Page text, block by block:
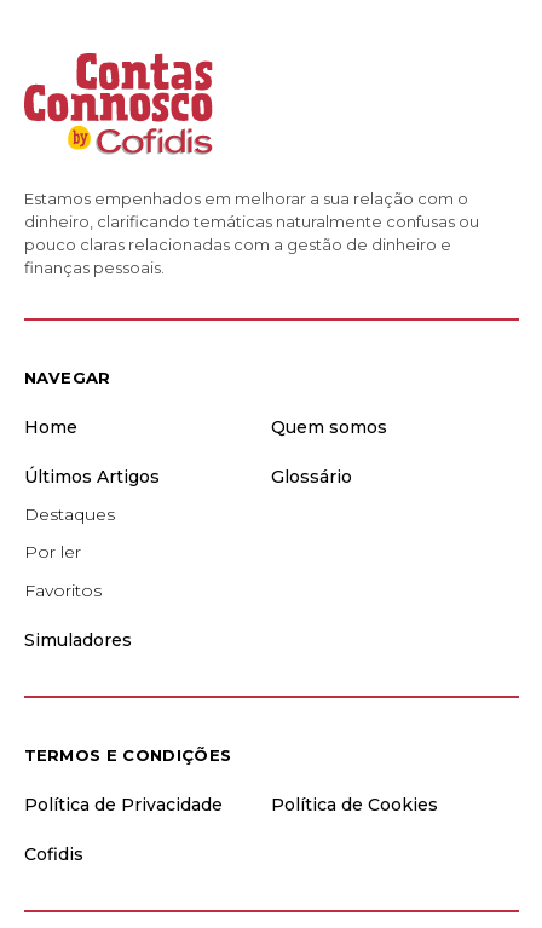
Estamos empenhados em melhorar a sua relação com o
dinheiro, clarificando temáticas naturalmente confusas ou
pouco claras relacionadas com a gestão de dinheiro e
finanças pessoais.
NAVEGAR
Home Quem somos
Últimos Artigos
Destaques
Por ler
Favoritos
Glossário
Simuladores
TERMOS E CONDIÇÕES
Política de Privacidade Política de Cookies
Cofidis